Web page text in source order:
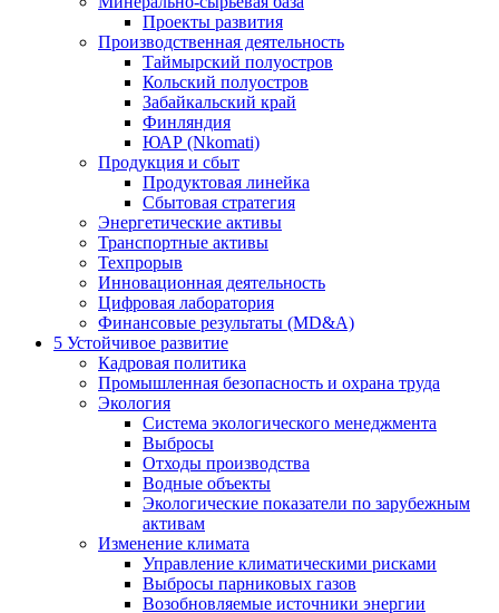
Проекты развития
Производственная деятельность
Таймырский полуостров
Кольский полуостров
Забайкальский край
Финляндия
ЮАР (Nkomati)
Продукция и сбыт
Продуктовая линейка
Сбытовая стратегия
Энергетические активы
Транспортные активы
Техпрорыв
Инновационная деятельность
Цифровая лаборатория
Финансовые результаты (MD&A)
5 Устойчивое развитие
Кадровая политика
Промышленная безопасность и охрана труда
Экология
Система экологического менеджмента
Выбросы
Отходы производства
Водные объекты
Экологические показатели по зарубежным
активам
Изменение климата
Управление климатическими рисками
Выбросы парниковых газов
Возобновляемые источники энергии